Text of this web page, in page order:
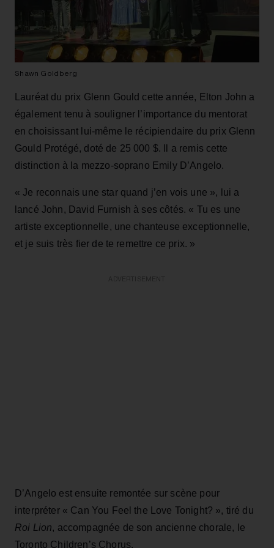
Shawn Goldberg
Lauréat du prix Glenn Gould cette année, Elton John a
également tenu à souligner l’importance du mentorat
en choisissant lui‑même le récipiendaire du prix Glenn
Gould Protégé, doté de 25 000 $. Il a remis cette
distinction à la mezzo‑soprano Emily D’Angelo.
« Je reconnais une star quand j’en vois une », lui a
lancé John, David Furnish à ses côtés. « Tu es une
artiste exceptionnelle, une chanteuse exceptionnelle,
et je suis très fier de te remettre ce prix. »
D’Angelo est ensuite remontée sur scène pour
interpréter « Can You Feel the Love Tonight? », tiré du
Roi Lion, accompagnée de son ancienne chorale, le
Toronto Children’s Chorus.